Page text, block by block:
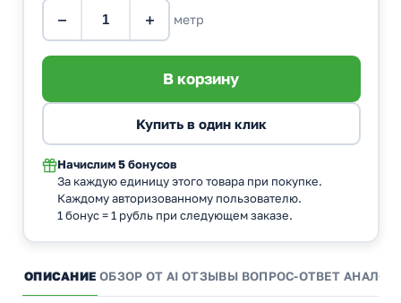
− + метр
Начислим 5 бонусов
За каждую единицу этого товара при покупке.
Каждому авторизованному пользователю.
1 бонус = 1 рубль при следующем заказе.
ОПИСАНИЕ ОБЗОР ОТ AI ОТЗЫВЫ ВОПРОС-ОТВЕТ